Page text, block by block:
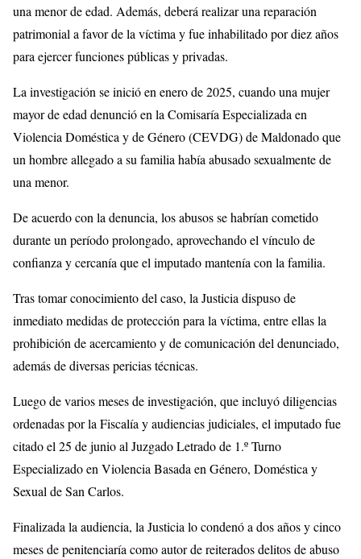
una menor de edad. Además, deberá realizar una reparación
patrimonial a favor de la víctima y fue inhabilitado por diez años
para ejercer funciones públicas y privadas.
La investigación se inició en enero de 2025, cuando una mujer
mayor de edad denunció en la Comisaría Especializada en
Violencia Doméstica y de Género (CEVDG) de Maldonado que
un hombre allegado a su familia había abusado sexualmente de
una menor.
De acuerdo con la denuncia, los abusos se habrían cometido
durante un período prolongado, aprovechando el vínculo de
confianza y cercanía que el imputado mantenía con la familia.
Tras tomar conocimiento del caso, la Justicia dispuso de
inmediato medidas de protección para la víctima, entre ellas la
prohibición de acercamiento y de comunicación del denunciado,
además de diversas pericias técnicas.
Luego de varios meses de investigación, que incluyó diligencias
ordenadas por la Fiscalía y audiencias judiciales, el imputado fue
citado el 25 de junio al Juzgado Letrado de 1.º Turno
Especializado en Violencia Basada en Género, Doméstica y
Sexual de San Carlos.
Finalizada la audiencia, la Justicia lo condenó a dos años y cinco
meses de penitenciaría como autor de reiterados delitos de abuso